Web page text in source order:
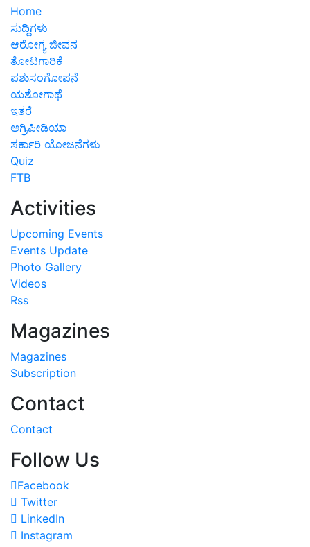
Home
ಸುದ್ದಿಗಳು
ಆರೋಗ್ಯ ಜೀವನ
ತೋಟಗಾರಿಕೆ
ಪಶುಸಂಗೋಪನೆ
ಯಶೋಗಾಥೆ
ಇತರೆ
ಅಗ್ರಿಪೀಡಿಯಾ
ಸರ್ಕಾರಿ ಯೋಜನೆಗಳು
Quiz
FTB
Activities
Upcoming Events
Events Update
Photo Gallery
Videos
Rss
Magazines
Magazines
Subscription
Contact
Contact
Follow Us
Facebook
Twitter
LinkedIn
Instagram